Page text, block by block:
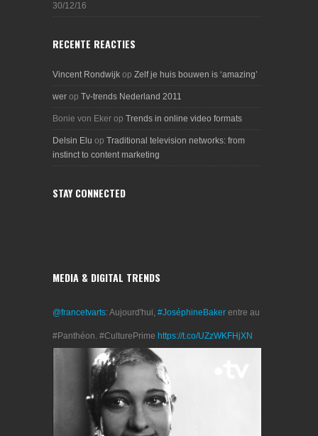
30/12/16
RECENTE REACTIES
Vincent Rondwijk op Zelf je huis bouwen is ‘amazing’
wer op Tv-trends Nederland 2011
Bonie von Eker op Trends in online video formats
Delsin Elu op Traditional television networks: from
instinct to content marketing
STAY CONNECTED
MEDIA & DIGITAL TRENDS
@francetvarts: Aujourd'hui, #JoséphineBaker entre au
#Panthéon. #CulturePrime https://t.co/UZzWKFHjXN